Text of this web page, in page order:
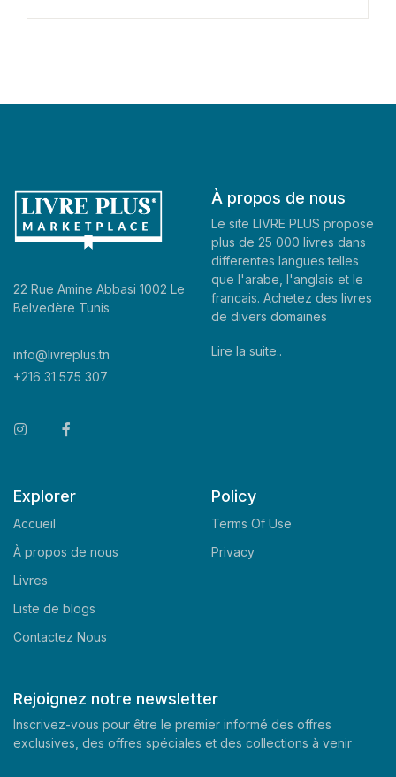
22 Rue Amine Abbasi 1002 Le
Belvedère Tunis
info@livreplus.tn
+216 31 575 307
À propos de nous
Le site LIVRE PLUS propose
plus de 25 000 livres dans
differentes langues telles
que l'arabe, l'anglais et le
francais. Achetez des livres
de divers domaines
Lire la suite..
Explorer
Accueil
À propos de nous
Livres
Liste de blogs
Contactez Nous
Policy
Terms Of Use
Privacy
Rejoignez notre newsletter
Inscrivez-vous pour être le premier informé des offres
exclusives, des offres spéciales et des collections à venir